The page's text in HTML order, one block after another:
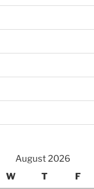
August 2026
W T F